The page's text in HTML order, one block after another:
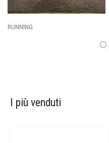
SPORT PARALIMPICI
I più venduti